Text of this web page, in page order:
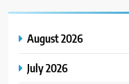
August 2026
July 2026